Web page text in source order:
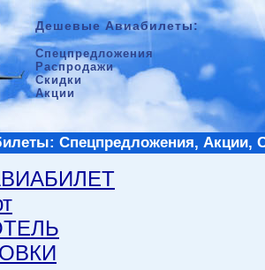
Дешевые Авиабилеты:
Спецпредложения
Распродажи
Скидки
Акции
Спецпредложения, Акции,